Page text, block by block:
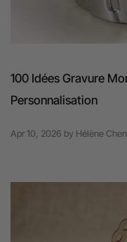
100 Idées Gravure
Personnalisation
Apr 10, 2026 by Hélène Chen